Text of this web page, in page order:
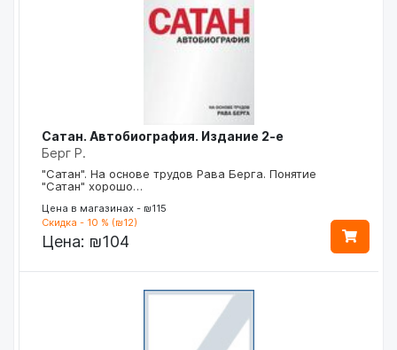
Сатан. Автобиография. Издание 2-е
Берг Р.
"Сатан". На основе трудов Рава Берга. Понятие
"Сатан" хорошо…
Цена в магазинах - ₪115
Скидка - 10 % (₪12)
Цена: ₪104